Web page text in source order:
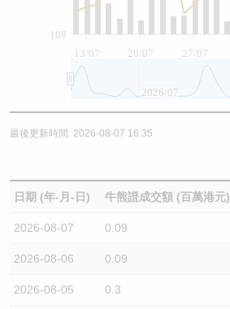
13/07 20/07 27/07
108
2026/07
最後更新時間: 2026-08-07 16:35
日期 (年-月-日) 牛熊證成交額 (百萬港元)
2026-08-07 0.09
2026-08-06 0.09
2026-08-05 0.3